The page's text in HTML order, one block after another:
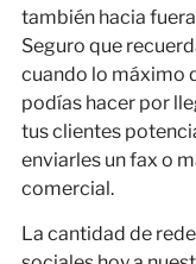
también hacia
Seguro que
cuando lo máximo
podías hacer por
tus clientes
enviarles un fax o
comercial.
La cantidad de